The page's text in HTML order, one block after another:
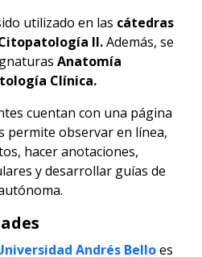
utilizado en las cátedras
II.Además, se
Anatomía
Clínica.
cuentan con una página
permite observar en línea,
hacer anotaciones,
y desarrollar guías de
Andrés Belloes